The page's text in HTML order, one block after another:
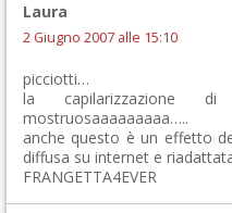
Laura
2 Giugno 2007 alle 15:10
picciotti…
la capilarizzazione
mostruosaaaaaaaaa…..
anche questo è un effetto
diffusa su internet e
FRANGETTA4EVER